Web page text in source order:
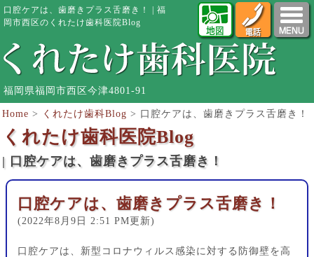
口腔ケアは、歯磨きプラス舌磨き！ | 福
岡市西区のくれたけ歯科医院Blog
福岡県福岡市西区今津4801-91
Home > くれたけ歯科Blog > 口腔ケアは、歯磨きプラス舌磨き！
くれたけ歯科医院Blog
| 口腔ケアは、歯磨きプラス舌磨き！
口腔ケアは、歯磨きプラス舌磨き！
(2022年8月9日 2:51 PM更新)
口腔ケアは、新型コロナウィルス感染に対する防御壁を高